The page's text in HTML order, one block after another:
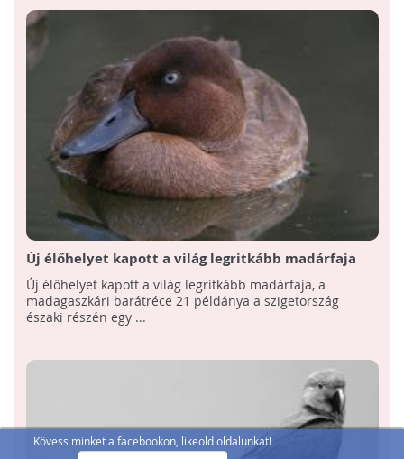
Kövess minket a facebookon, likeold oldalunkat!
Új élőhelyet kapott a világ legritkább madárfaja
Új élőhelyet kapott a világ legritkább madárfaja, a
madagaszkári barátréce 21 példánya a szigetország
északi részén egy ...